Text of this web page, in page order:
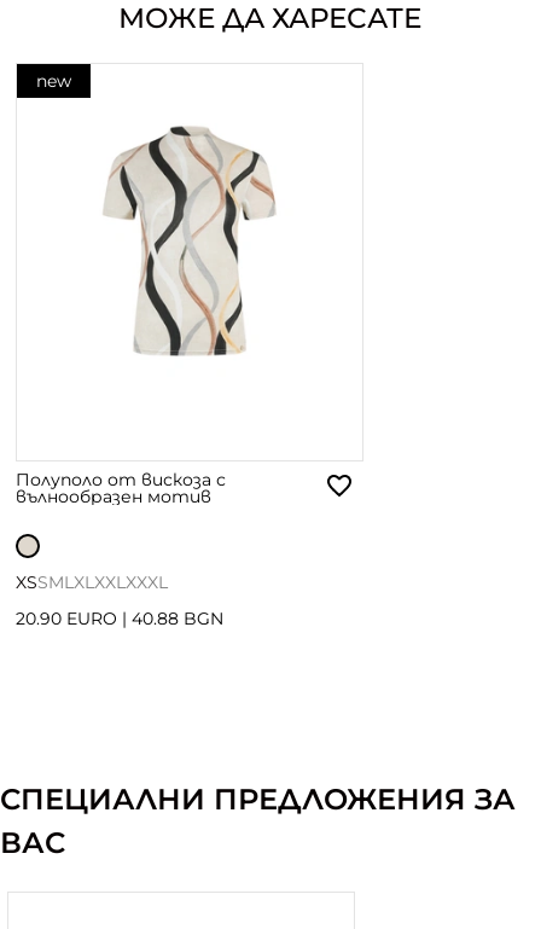
МОЖЕ ДА ХАРЕСАТЕ
new
Полуполо от вискоза с
вълнообразен мотив
XSSML XL XXL XXXL
20.90 EURO | 40.88 BGN
СПЕЦИАЛНИ ПРЕДЛОЖЕНИЯ ЗА
ВАС